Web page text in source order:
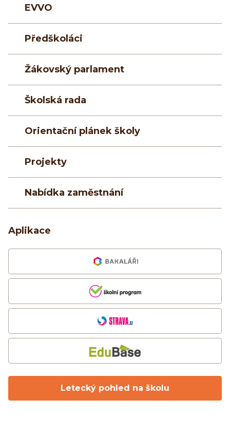
EVVO
Předškoláci
Žákovský parlament
Školská rada
Orientační plánek školy
Projekty
Nabídka zaměstnání
Aplikace
Letecký pohled na školu